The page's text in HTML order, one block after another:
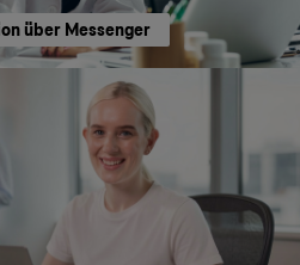
über Messenger